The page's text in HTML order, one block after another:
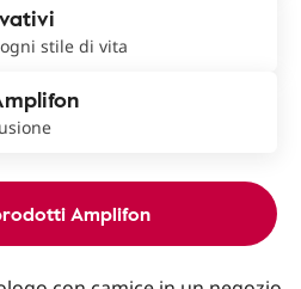
stile di vita
Amplifon